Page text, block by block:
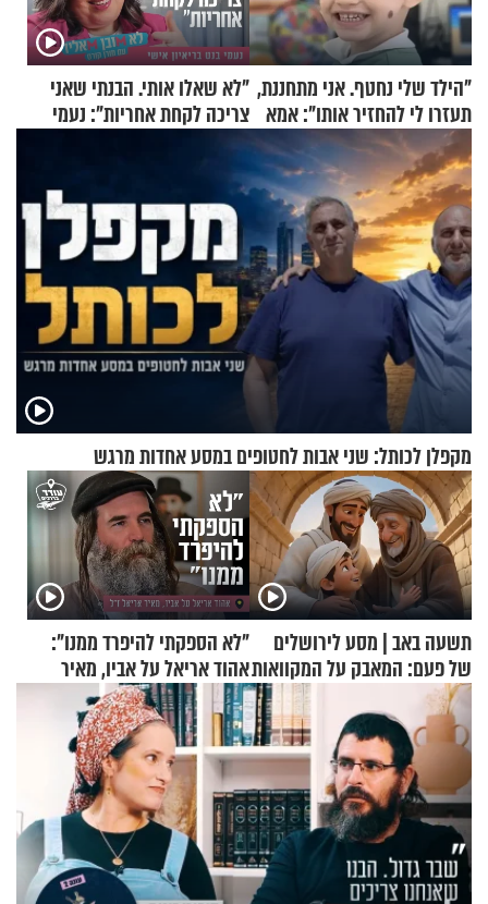
"הילד שלי נחטף. אני מתחננת,
תעזרו לי להחזיר אותו": אמא
של יובל בן ה-4 בריאיון דומע
"לא שאלו אותי. הבנתי שאני
צריכה לקחת אחריות": נעמי
בנט בריאיון אישי
מקפלן לכותל: שני אבות לחטופים במסע אחדות מרגש
תשעה באב | מסע לירושלים
של פעם: המאבק על המקוואות
"לא הספקתי להיפרד ממנו":
אהוד אריאל על אביו, מאיר
אריאל ז"ל